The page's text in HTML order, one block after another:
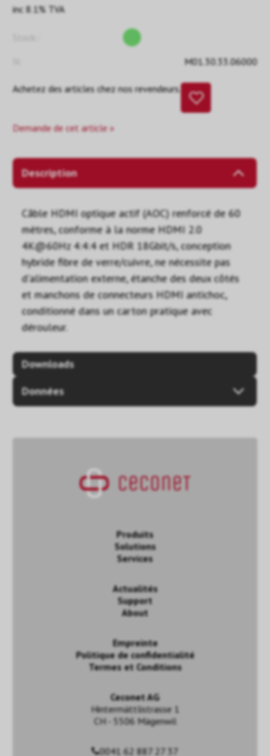
inc 8.1% TVA
M01.30.33.06000
Achetez des articles chez nos revendeurs.
Demande de cet article »
Description
Câble HDMI optique actif (AOC) renforcé de 60
mètres, conforme à la norme HDMI 2.0
4K@60Hz 4:4:4 et HDR 18Gbit/s, conception
hybride fibre de verre/cuivre, ne nécessite pas
d'alimentation externe, étanche des deux côtés
et manchons de connecteurs HDMI antichoc,
conditionné dans un carton pratique avec
dérouleur.
Downloads
Données
Produits
Solutions
Services
Actualités
Support
About
Empreinte
Politique de confidentialité
Termes et Conditions
Ceconet AG
Hintermättlistrasse 1
CH - 5506 Mägenwil
0041 62 887 27 37